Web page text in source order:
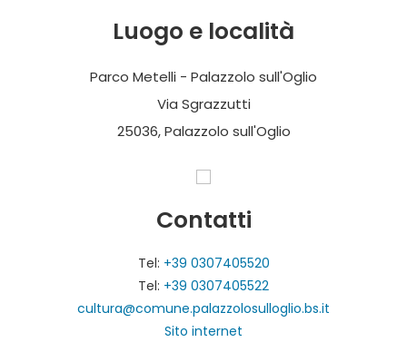
Luogo e località
Parco Metelli - Palazzolo sull'Oglio
Via Sgrazzutti
25036, Palazzolo sull'Oglio
Contatti
Tel: +39 0307405520
Tel: +39 0307405522
cultura@comune.palazzolosulloglio.bs.it
Sito internet